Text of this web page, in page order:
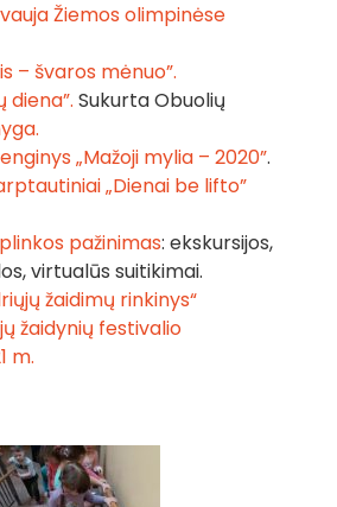
Žiemos olimpinėse
– švaros mėnuo”.
diena”. Sukurta Obuolių
„Mažoji mylia – 2020”.
„Dienai be lifto”
pažinimas: ekskursijos,
virtualūs suitikimai.
žaidimų rinkinys“
žaidynių festivalio
m.